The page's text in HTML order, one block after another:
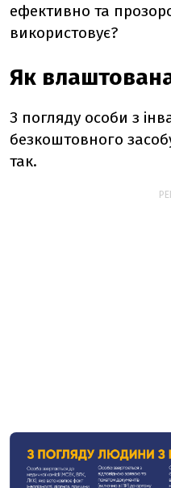
ефективно та
використовує?
Як
З погляду особи з
безкоштовного
так.